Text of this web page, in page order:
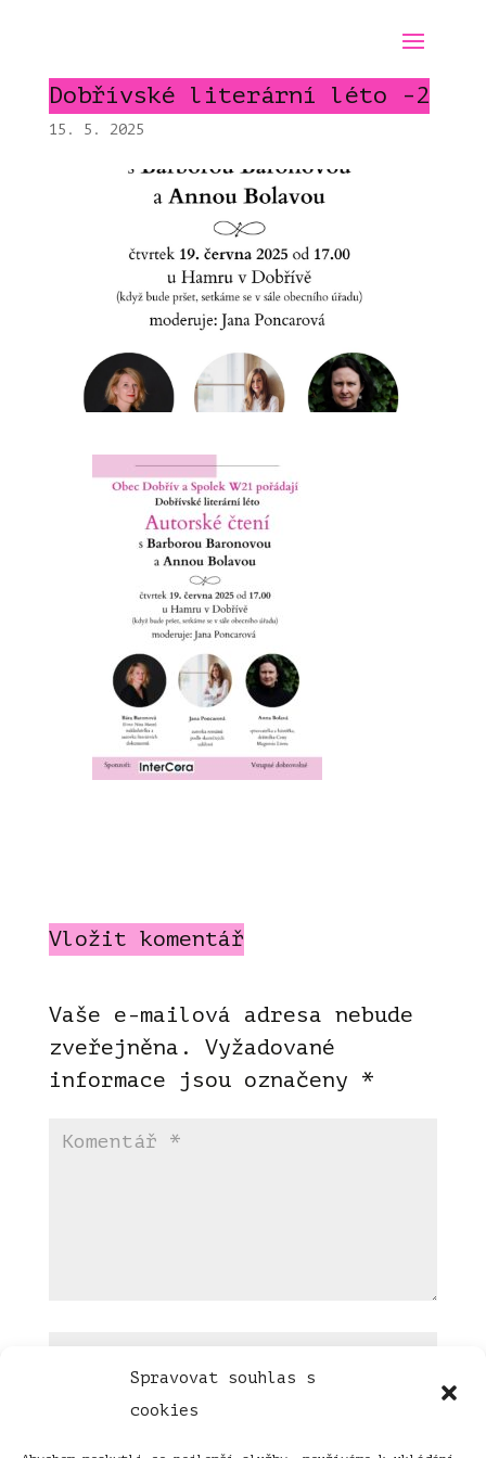
Spravovat souhlas s
cookies
Dobřívské literární léto -2
15. 5. 2025
Vložit komentář
Vaše e-mailová adresa nebude
zveřejněna.
Vyžadované
informace jsou označeny *